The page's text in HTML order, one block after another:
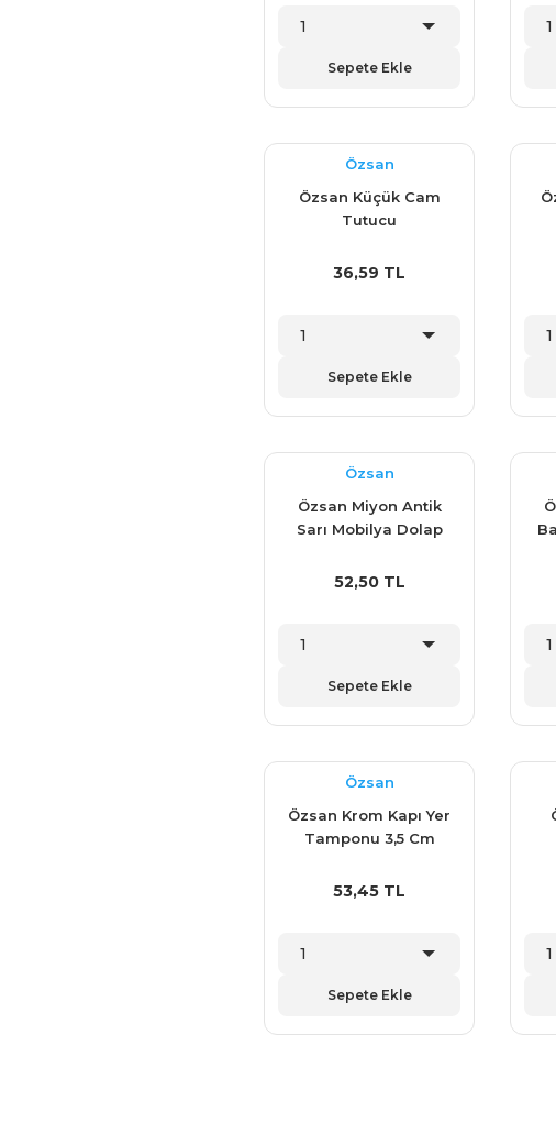
Sepete Ekle
Özsan
Özsan Küçük Cam
Tutucu
36,59 TL
Sepete Ekle
Özsan
Özsan Miyon Antik
Sarı Mobilya Dolap
mm
52,50 TL
Sepete Ekle
Özsan
Özsan Krom Kapı Yer
Tamponu 3,5 Cm
53,45 TL
Sepete Ekle